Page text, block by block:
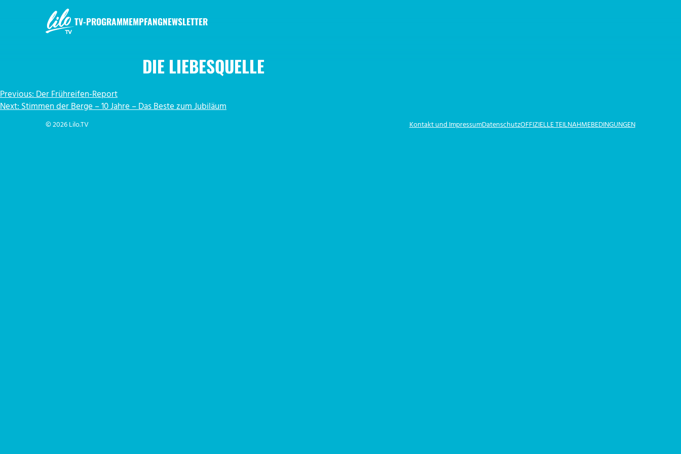
TV-PROGRAMMEMPFANGNEWSLETTER
DIE LIEBESQUELLE
BEITRAGSNAVIGATION
Previous:Der Frühreifen-Report
Next:Stimmen der Berge – 10 Jahre – Das Beste zum Jubiläum
© 2026 Lilo.TV Kontakt und ImpressumDatenschutzOFFIZIELLE TEILNAHMEBEDINGUNGEN